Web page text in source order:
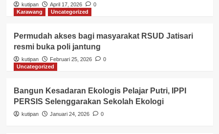
kutipan April 17, 2026
0
Karawang
Uncategorized
Permudah akses bagi masyarakat RSUD Jatisari
resmi buka poli jantung
kutipan Februari 25, 2026
0
Uncategorized
Bangun Kesadaran Ekologis Pelajar Putri, IPPI
PERSIS Selenggarakan Sekolah Ekologi
kutipan Januari 24, 2026 0